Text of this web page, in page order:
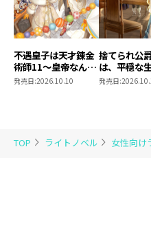
TOP ライトノベル 女性向け
不遇皇子は天才錬金
術師11～皇帝なんて
柄じゃないので弟妹
発売日:2026.10.10
捨てられ公
は、平穏な
望みのようで
発売日: